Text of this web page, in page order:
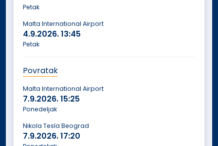
Petak
Malta International Airport
4.9.2026.13:45
Petak
Malta International Airport
7.9.2026.15:25
Ponedeljak
Povratak
Nikola Tesla Beograd
7.9.2026.17:20